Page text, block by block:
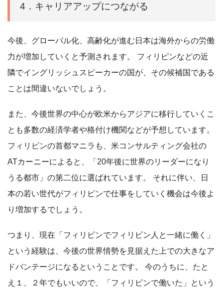
4．キャリアアップにつながる
今後、グローバル化、高齢化が進む日本は海外からの労働
力が増加していくと予測されます。 フィリピンなどの近
隣でイングリッシュスピーカーの国が、その候補国である
ことは間違いないでしょう。
また、今後世界の中心が欧米からアジアに移行していくこ
とも多数の経済学者や格付け機関などが予想しています。
フィリピンの首都マニラも、米コンサルティング会社の
ATカーニーによると、「20年後に世界のリーダーになり
うる都市」の第二位に選ばれています。 それに伴い、日
本の若い世代がフィリピンで仕事をしていく機会は今後よ
り増加するでしょう。
つまり、現在「フィリピンでフィリピン人と一緒に働く」
という経験は、今後の世界情勢を見据えた上での大きなア
ドバンテージになるということです。 今のうちに、たと
え１、２年でもいいので、「フィリピンで働いた」という